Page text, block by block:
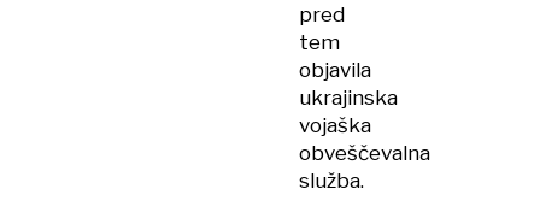
pred
tem
objavila
ukrajinska
vojaška
obveščevalna
služba.